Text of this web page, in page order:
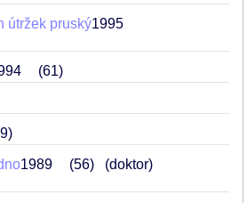
útržek pruský1995
61
1989 56 (doktor)